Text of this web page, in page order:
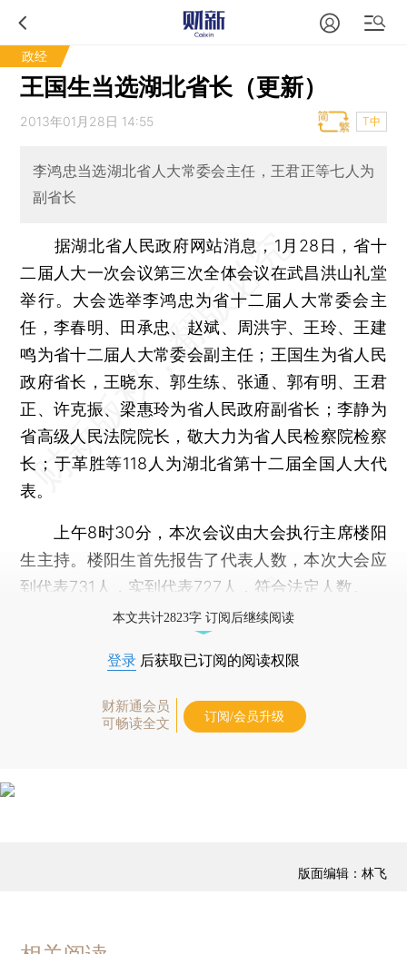
政经
王国生当选湖北省长（更新）
2013年01月28日 14:55 T中
李鸿忠当选湖北省人大常委会主任，王君正等七人为
副省长
据湖北省人民政府网站消息，1月28日，省十
二届人大一次会议第三次全体会议在武昌洪山礼堂
举行。大会选举李鸿忠为省十二届人大常委会主
任，李春明、田承忠、赵斌、周洪宇、王玲、王建
鸣为省十二届人大常委会副主任；王国生为省人民
政府省长，王晓东、郭生练、张通、郭有明、王君
正、许克振、梁惠玲为省人民政府副省长；李静为
省高级人民法院院长，敬大力为省人民检察院检察
长；于革胜等118人为湖北省第十二届全国人大代
表。
上午8时30分，本次会议由大会执行主席楼阳
生主持。楼阳生首先报告了代表人数，本次大会应
到代表731人，实到代表727人，符合法定人数。
本文共计2823字 订阅后继续阅读
登录 后获取已订阅的阅读权限
财新通会员
可畅读全文
订阅/会员升级
版面编辑：林飞